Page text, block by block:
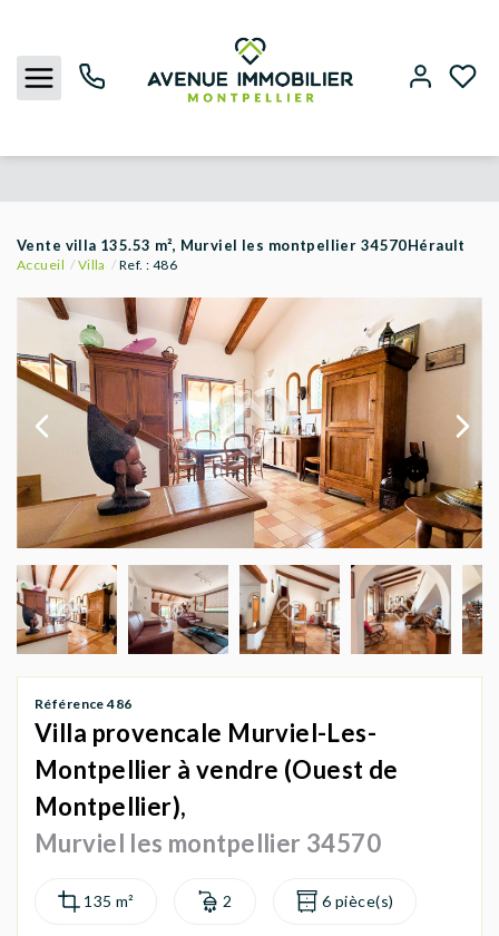
ACHETER
LOUER
BIENS VENDUS
ESTIMER
AGENCES
Vente villa 135.53 m², Murviel les montpellier 34570Hérault
Accueil Villa Ref. : 486
Référence 486
Villa provencale Murviel-Les-
Montpellier à vendre (Ouest de
Montpellier),
Murviel les montpellier 34570
2 6 pièce(s)
135 m²